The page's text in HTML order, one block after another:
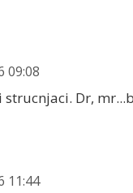
09:08
strucnjaci. Dr,
11:44